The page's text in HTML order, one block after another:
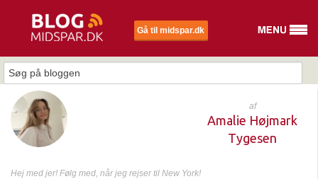
Gå til midspar.dk
af
Amalie Højmark
Tygesen
Hej med jer! Følg med, når jeg rejser til New York!